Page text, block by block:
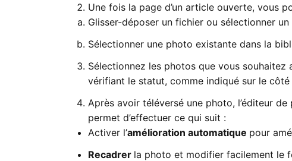
Une fois la page d’un article ouverte, vous
Glisser-déposer un fichier ou sélectionner
Sélectionner une photo existante dans la
Sélectionnez les photos que vous
vérifiant le statut, comme indiqué sur le
Après avoir téléversé une photo, l’éditeur
permet d’effectuer ce qui suit :
Activer l’amélioration automatique pour
Recadrer la photo et modifier facilement le